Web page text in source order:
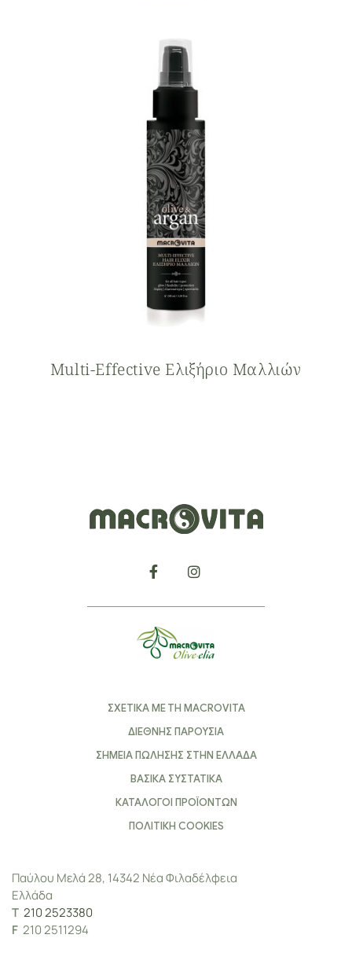
Multi-Effective Eλιξήριο Mαλλιών
ΣΧΕΤΙΚΑ ΜΕ ΤΗ MACROVITA
ΔΙΕΘΝΗΣ ΠΑΡΟΥΣΙΑ
ΣΗΜΕΙΑ ΠΩΛΗΣΗΣ ΣΤΗΝ ΕΛΛΑΔΑ
ΒΑΣΙΚΑ ΣΥΣΤΑΤΙΚΑ
ΚΑΤΑΛΟΓΟΙ ΠΡΟΪΟΝΤΩΝ
ΠΟΛΙΤΙΚΗ COOKIES
Παύλου Μελά 28, 14342 Νέα Φιλαδέλφεια
Ελλάδα
Τ 210 2523380
F 210 2511294